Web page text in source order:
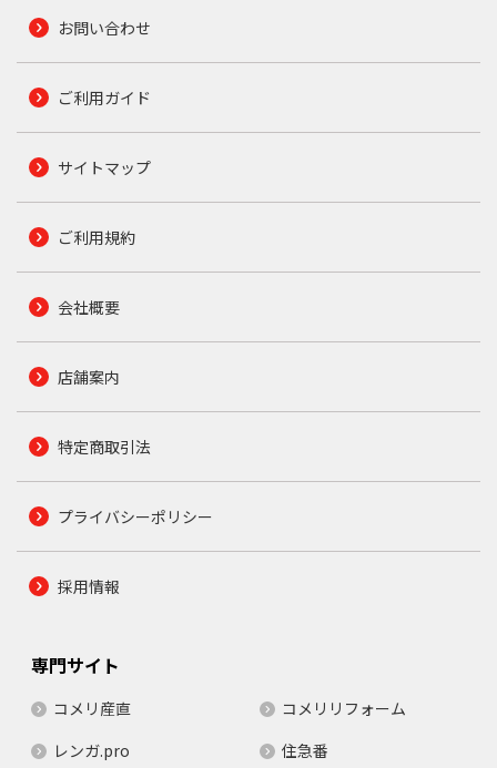
お問い合わせ
ご利用ガイド
サイトマップ
ご利用規約
会社概要
店舗案内
特定商取引法
プライバシーポリシー
採用情報
専門サイト
コメリ産直
コメリリフォーム
レンガ.pro
住急番